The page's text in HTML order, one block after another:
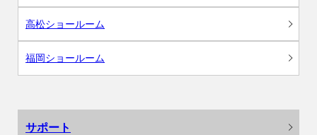
高松ショールーム
福岡ショールーム
サポート